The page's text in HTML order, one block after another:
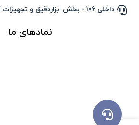
داخلی 106 - بخش ابزاردقیق و تجهیزات کالیبره
نمادهای ما